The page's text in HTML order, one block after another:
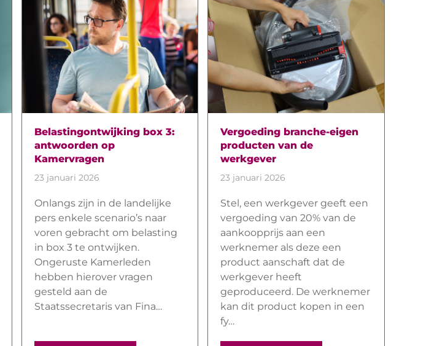
Belastingontwijking box 3:
antwoorden op
Kamervragen
23 januari 2026
Onlangs zijn in de landelijke
pers enkele scenario’s naar
voren gebracht om belasting
in box 3 te ontwijken.
Ongeruste Kamerleden
hebben hierover vragen
gesteld aan de
Staatssecretaris van Fina…
Vergoeding branche-eigen
producten van de
werkgever
23 januari 2026
Stel, een werkgever geeft een
vergoeding van 20% van de
aankoopprijs aan een
werknemer als deze een
product aanschaft dat de
werkgever heeft
geproduceerd. De werknemer
kan dit product kopen in een
fy…